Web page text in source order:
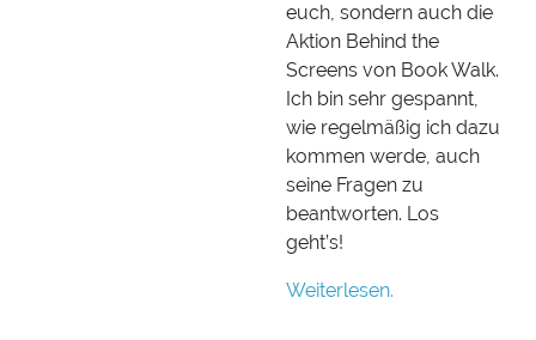
euch, sondern auch die
Aktion Behind the
Screens von Book Walk.
Ich bin sehr gespannt,
wie regelmäßig ich dazu
kommen werde, auch
seine Fragen zu
beantworten. Los
geht’s!
Weiterlesen.